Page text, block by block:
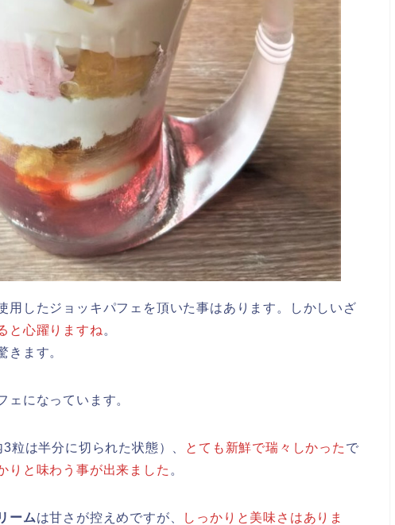
用したジョッキパフェを頂いた事はあります。しかしいざ
と心躍りますね 。
きます。
ェになっています。
粒は半分に切られた状態）、 とても新鮮で瑞々しかった で
りと味わう事が出来ました 。
ームは甘さが控えめですが、
しっかりと美味さはありま